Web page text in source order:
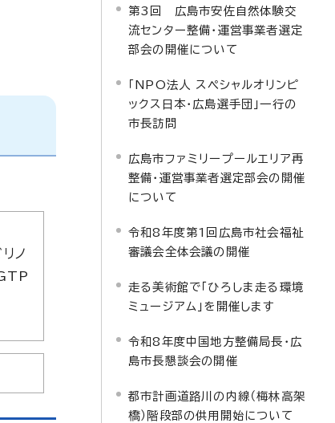
ノ
第3回 広島市安佐自然体験交
流センター整備・運営事業者選定
部会の開催について
「NPO法人 スペシャルオリンピ
ックス日本・広島選手団」一行の
市長訪問
広島市ファミリープールエリア再
整備・運営事業者選定部会の開催
について
令和8年度第1回広島市社会福祉
審議会全体会議の開催
走る美術館で「ひろしま走る環境
ミュージアム」を開催します
令和8年度中国地方整備局長・広
島市長懇談会の開催
都市計画道路川の内線（梅林高架
橋）階段部の供用開始について